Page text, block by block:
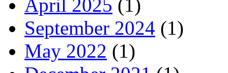
April 2025 (1)
September 2024 (1)
May 2022 (1)